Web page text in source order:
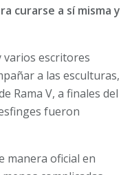
curarse a sí misma y
varios escritores
a las esculturas,
Rama V, a finales del
fueron
manera oficial en